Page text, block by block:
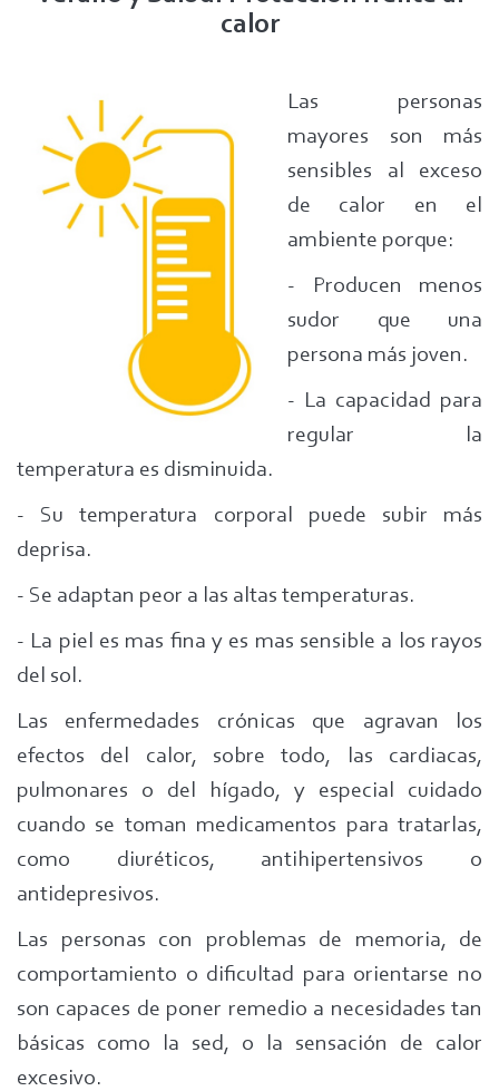
calor
Las personas
mayores son más
sensibles al exceso
de calor en el
ambiente porque:
- Producen menos
sudor que una
persona más joven.
- La capacidad para
regular la
temperatura es disminuida.
- Su temperatura corporal puede subir más
deprisa.
- Se adaptan peor a las altas temperaturas.
- La piel es mas fina y es mas sensible a los rayos
del sol.
Las enfermedades crónicas que agravan los
efectos del calor, sobre todo, las cardiacas,
pulmonares o del hígado, y especial cuidado
cuando se toman medicamentos para tratarlas,
como diuréticos, antihipertensivos o
antidepresivos.
Las personas con problemas de memoria, de
comportamiento o dificultad para orientarse no
son capaces de poner remedio a necesidades tan
básicas como la sed, o la sensación de calor
excesivo.